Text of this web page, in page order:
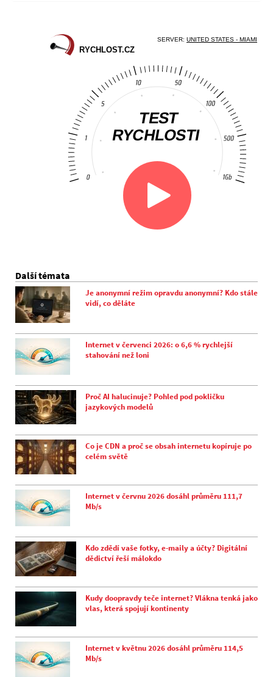
Další témata
Je anonymní režim opravdu anonymní? Kdo stále
vidí, co děláte
Internet v červenci 2026: o 6,6 % rychlejší
stahování než loni
Proč AI halucinuje? Pohled pod pokličku
jazykových modelů
Co je CDN a proč se obsah internetu kopíruje po
celém světě
Internet v červnu 2026 dosáhl průměru 111,7
Mb/s
Kdo zdědí vaše fotky, e-maily a účty? Digitální
dědictví řeší málokdo
Kudy doopravdy teče internet? Vlákna tenká jako
vlas, která spojují kontinenty
Internet v květnu 2026 dosáhl průměru 114,5
Mb/s